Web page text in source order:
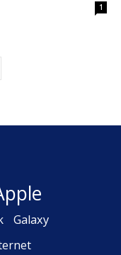
1
Galaxy